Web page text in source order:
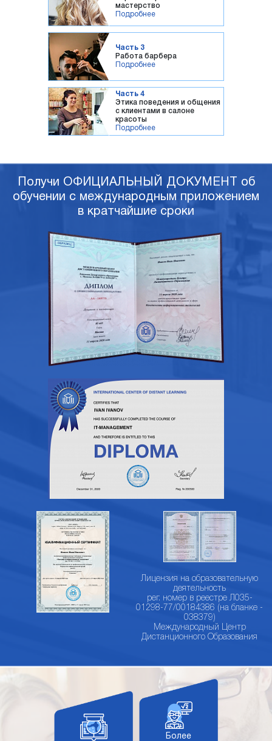
мастерство
Подробнее
Часть 3
Работа барбера
Подробнее
Часть 4
Этика поведения и общения
с клиентами в салоне
красоты
Подробнее
Получи ОФИЦИАЛЬНЫЙ ДОКУМЕНТ об
обучении с международным приложением
в кратчайшие сроки
Лицензия на образовательную
деятельность
рег. номер в реестре Л035-
01298-77/00184386 (на бланке -
038379)
Международный Центр
Дистанционного Образования
Более